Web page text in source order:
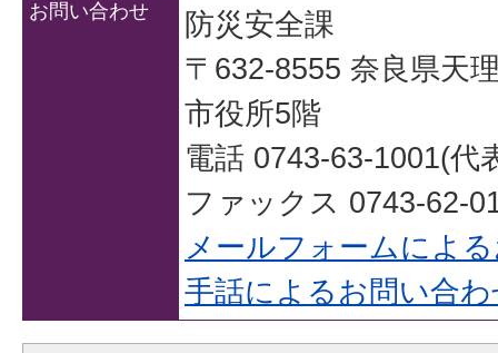
お問い合わせ
防災安全課
〒632-8555 奈良県天
市役所5階
電話 0743-63-1001(代
ファックス 0743-62-
メールフォームによ
手話によるお問い合